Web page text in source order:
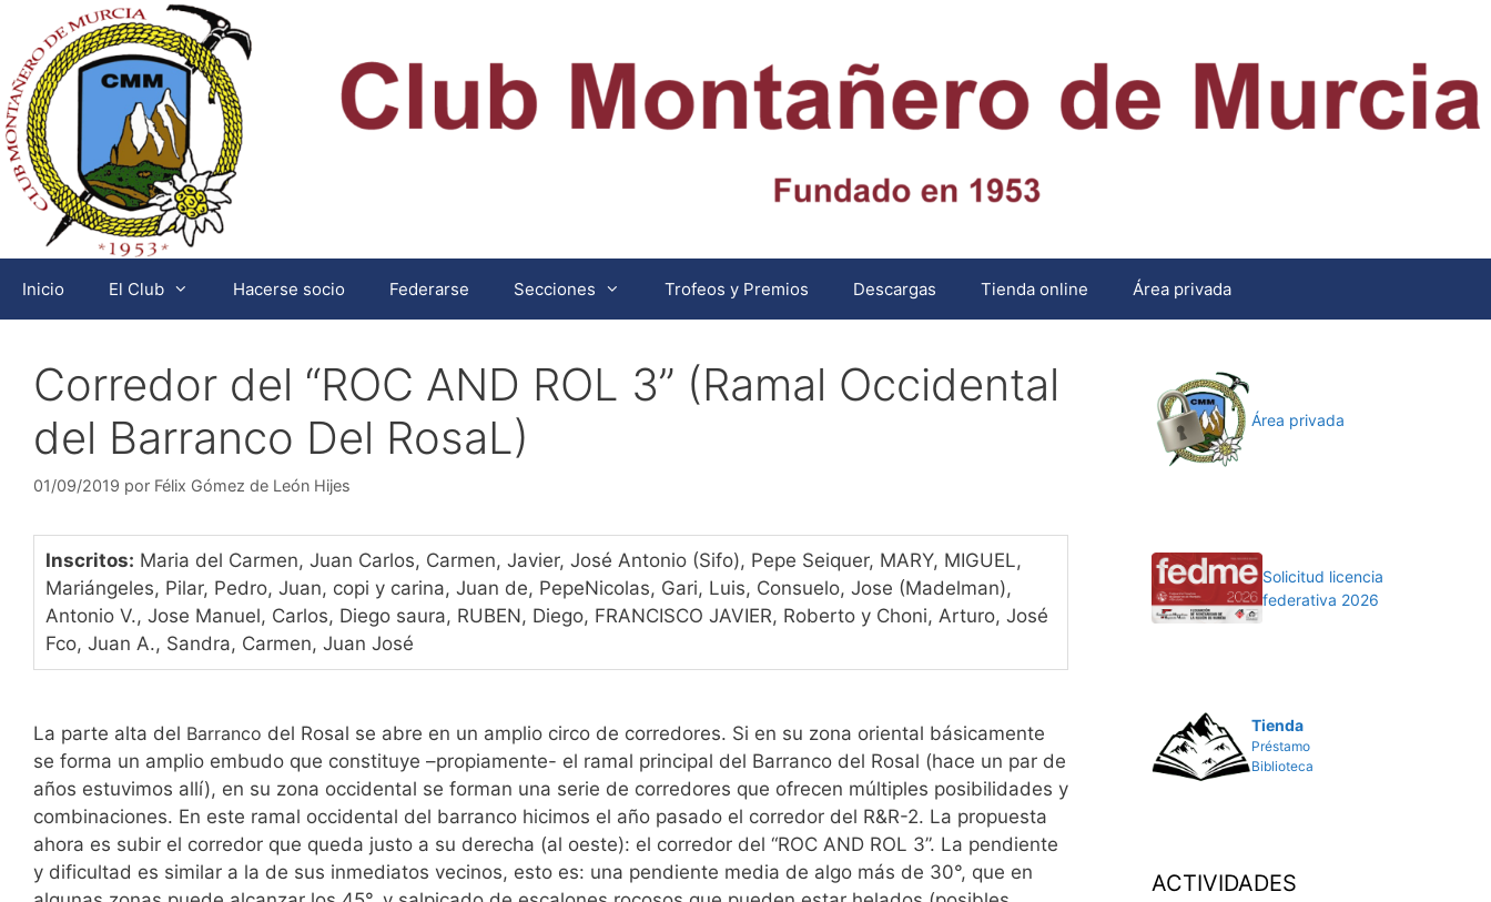
contenido
Inicio El Club Hacerse socio Federarse Secciones Trofeos y Premios Descargas Tienda online Área privada
Corredor del “ROC AND ROL 3” (Ramal Occidental
del Barranco Del RosaL)
01/09/2019 por Félix Gómez de León Hijes
Inscritos: Maria del Carmen, Juan Carlos, Carmen, Javier, José Antonio (Sifo), Pepe Seiquer, MARY, MIGUEL,
Mariángeles, Pilar, Pedro, Juan, copi y carina, Juan de, PepeNicolas, Gari, Luis, Consuelo, Jose (Madelman),
Antonio V., Jose Manuel, Carlos, Diego saura, RUBEN, Diego, FRANCISCO JAVIER, Roberto y Choni, Arturo, José
Fco, Juan A., Sandra, Carmen, Juan José
La parte alta del Barranco del Rosal se abre en un amplio circo de corredores. Si en su zona oriental básicamente
se forma un amplio embudo que constituye –propiamente- el ramal principal del Barranco del Rosal (hace un par de
años estuvimos allí), en su zona occidental se forman una serie de corredores que ofrecen múltiples posibilidades y
combinaciones. En este ramal occidental del barranco hicimos el año pasado el corredor del R&R-2. La propuesta
ahora es subir el corredor que queda justo a su derecha (al oeste): el corredor del “ROC AND ROL 3”. La pendiente
y dificultad es similar a la de sus inmediatos vecinos, esto es: una pendiente media de algo más de 30°, que en
Área privada
Solicitud licencia
federativa 2026
Tienda
Préstamo
Biblioteca
ACTIVIDADES